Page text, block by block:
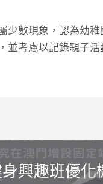
少數現象，認為幼稚
並考慮以記錄親子活
興趣班優化